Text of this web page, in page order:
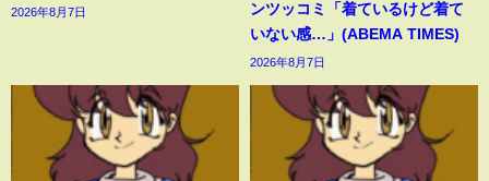
2026年8月7日
ンツッコミ「着ているけど着て
いない感…」(ABEMA TIMES)
2026年8月7日